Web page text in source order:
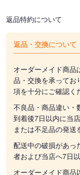
返品特約について
返品・交換について
オーダーメイド商品
品・交換を承ってお
項を十分にご確認く
不良品・商品違い・
到着後7日以内に当
または不足品の発送
配送中の破損があっ
者および当店へ7日
オーダーメイド商品